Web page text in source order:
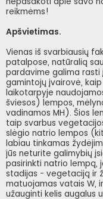
reikmėms!
Apšvietimas.
Vienas iš svarbiausių
patalpose, natūralią
pardavime galima rasti
gamintojų įvairovė,
laikotarpyje
šviesos) lempos,
vadinamos MH). Šios
taip svarbus
slėgio natrio lempos
labiau tinkamas
jūs neturite galimybių
pasirinkti natrio lempą,
stadijas - vegetaciją ir
matuojamas vatais W,
užauginti kelis augalus